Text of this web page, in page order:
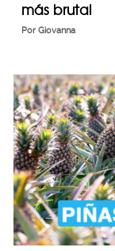
más brutal
Por Giovanna